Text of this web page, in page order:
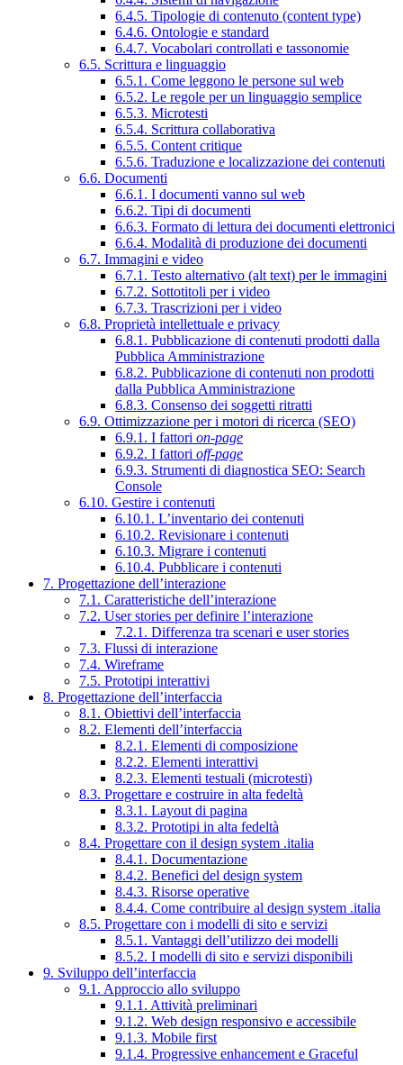
6.4.5. Tipologie di contenuto (content type)
6.4.6. Ontologie e standard
6.4.7. Vocabolari controllati e tassonomie
6.5. Scrittura e linguaggio
6.5.1. Come leggono le persone sul web
6.5.2. Le regole per un linguaggio semplice
6.5.3. Microtesti
6.5.4. Scrittura collaborativa
6.5.5. Content critique
6.5.6. Traduzione e localizzazione dei contenuti
6.6. Documenti
6.6.1. I documenti vanno sul web
6.6.2. Tipi di documenti
6.6.3. Formato di lettura dei documenti elettronici
6.6.4. Modalità di produzione dei documenti
6.7. Immagini e video
6.7.1. Testo alternativo (alt text) per le immagini
6.7.2. Sottotitoli per i video
6.7.3. Trascrizioni per i video
6.8. Proprietà intellettuale e privacy
6.8.1. Pubblicazione di contenuti prodotti dalla
Pubblica Amministrazione
6.8.2. Pubblicazione di contenuti non prodotti
dalla Pubblica Amministrazione
6.8.3. Consenso dei soggetti ritratti
6.9. Ottimizzazione per i motori di ricerca (SEO)
6.9.1. I fattori on-page
6.9.2. I fattori off-page
6.9.3. Strumenti di diagnostica SEO: Search
Console
6.10. Gestire i contenuti
6.10.1. L’inventario dei contenuti
6.10.2. Revisionare i contenuti
6.10.3. Migrare i contenuti
6.10.4. Pubblicare i contenuti
7. Progettazione dell’interazione
7.1. Caratteristiche dell’interazione
7.2. User stories per definire l’interazione
7.2.1. Differenza tra scenari e user stories
7.3. Flussi di interazione
7.4. Wireframe
7.5. Prototipi interattivi
8. Progettazione dell’interfaccia
8.1. Obiettivi dell’interfaccia
8.2. Elementi dell’interfaccia
8.2.1. Elementi di composizione
8.2.2. Elementi interattivi
8.2.3. Elementi testuali (microtesti)
8.3. Progettare e costruire in alta fedeltà
8.3.1. Layout di pagina
8.3.2. Prototipi in alta fedeltà
8.4. Progettare con il design system .italia
8.4.1. Documentazione
8.4.2. Benefici del design system
8.4.3. Risorse operative
8.4.4. Come contribuire al design system .italia
8.5. Progettare con i modelli di sito e servizi
8.5.1. Vantaggi dell’utilizzo dei modelli
8.5.2. I modelli di sito e servizi disponibili
9. Sviluppo dell’interfaccia
9.1. Approccio allo sviluppo
9.1.1. Attività preliminari
9.1.2. Web design responsivo e accessibile
9.1.3. Mobile first
9.1.4. Progressive enhancement e Graceful